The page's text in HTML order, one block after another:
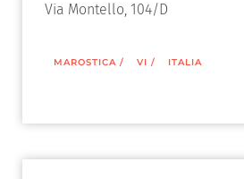
Via Montello, 104/D
MAROSTICA / VI / ITALIA